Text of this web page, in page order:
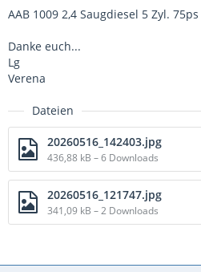
AAB 1009 2,4 Saugdiesel 5 Zyl. 75ps
Danke euch...
Lg
Verena
Dateien
20260516_142403.jpg
436,88 kB – 6 Downloads
20260516_121747.jpg
341,09 kB – 2 Downloads